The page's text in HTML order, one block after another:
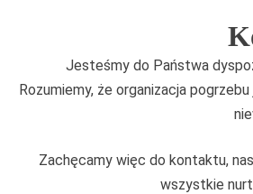
Jesteśmy do Państwa
Rozumiemy, że organizacja
Zachęcamy więc do kontaktu,
wszystkie